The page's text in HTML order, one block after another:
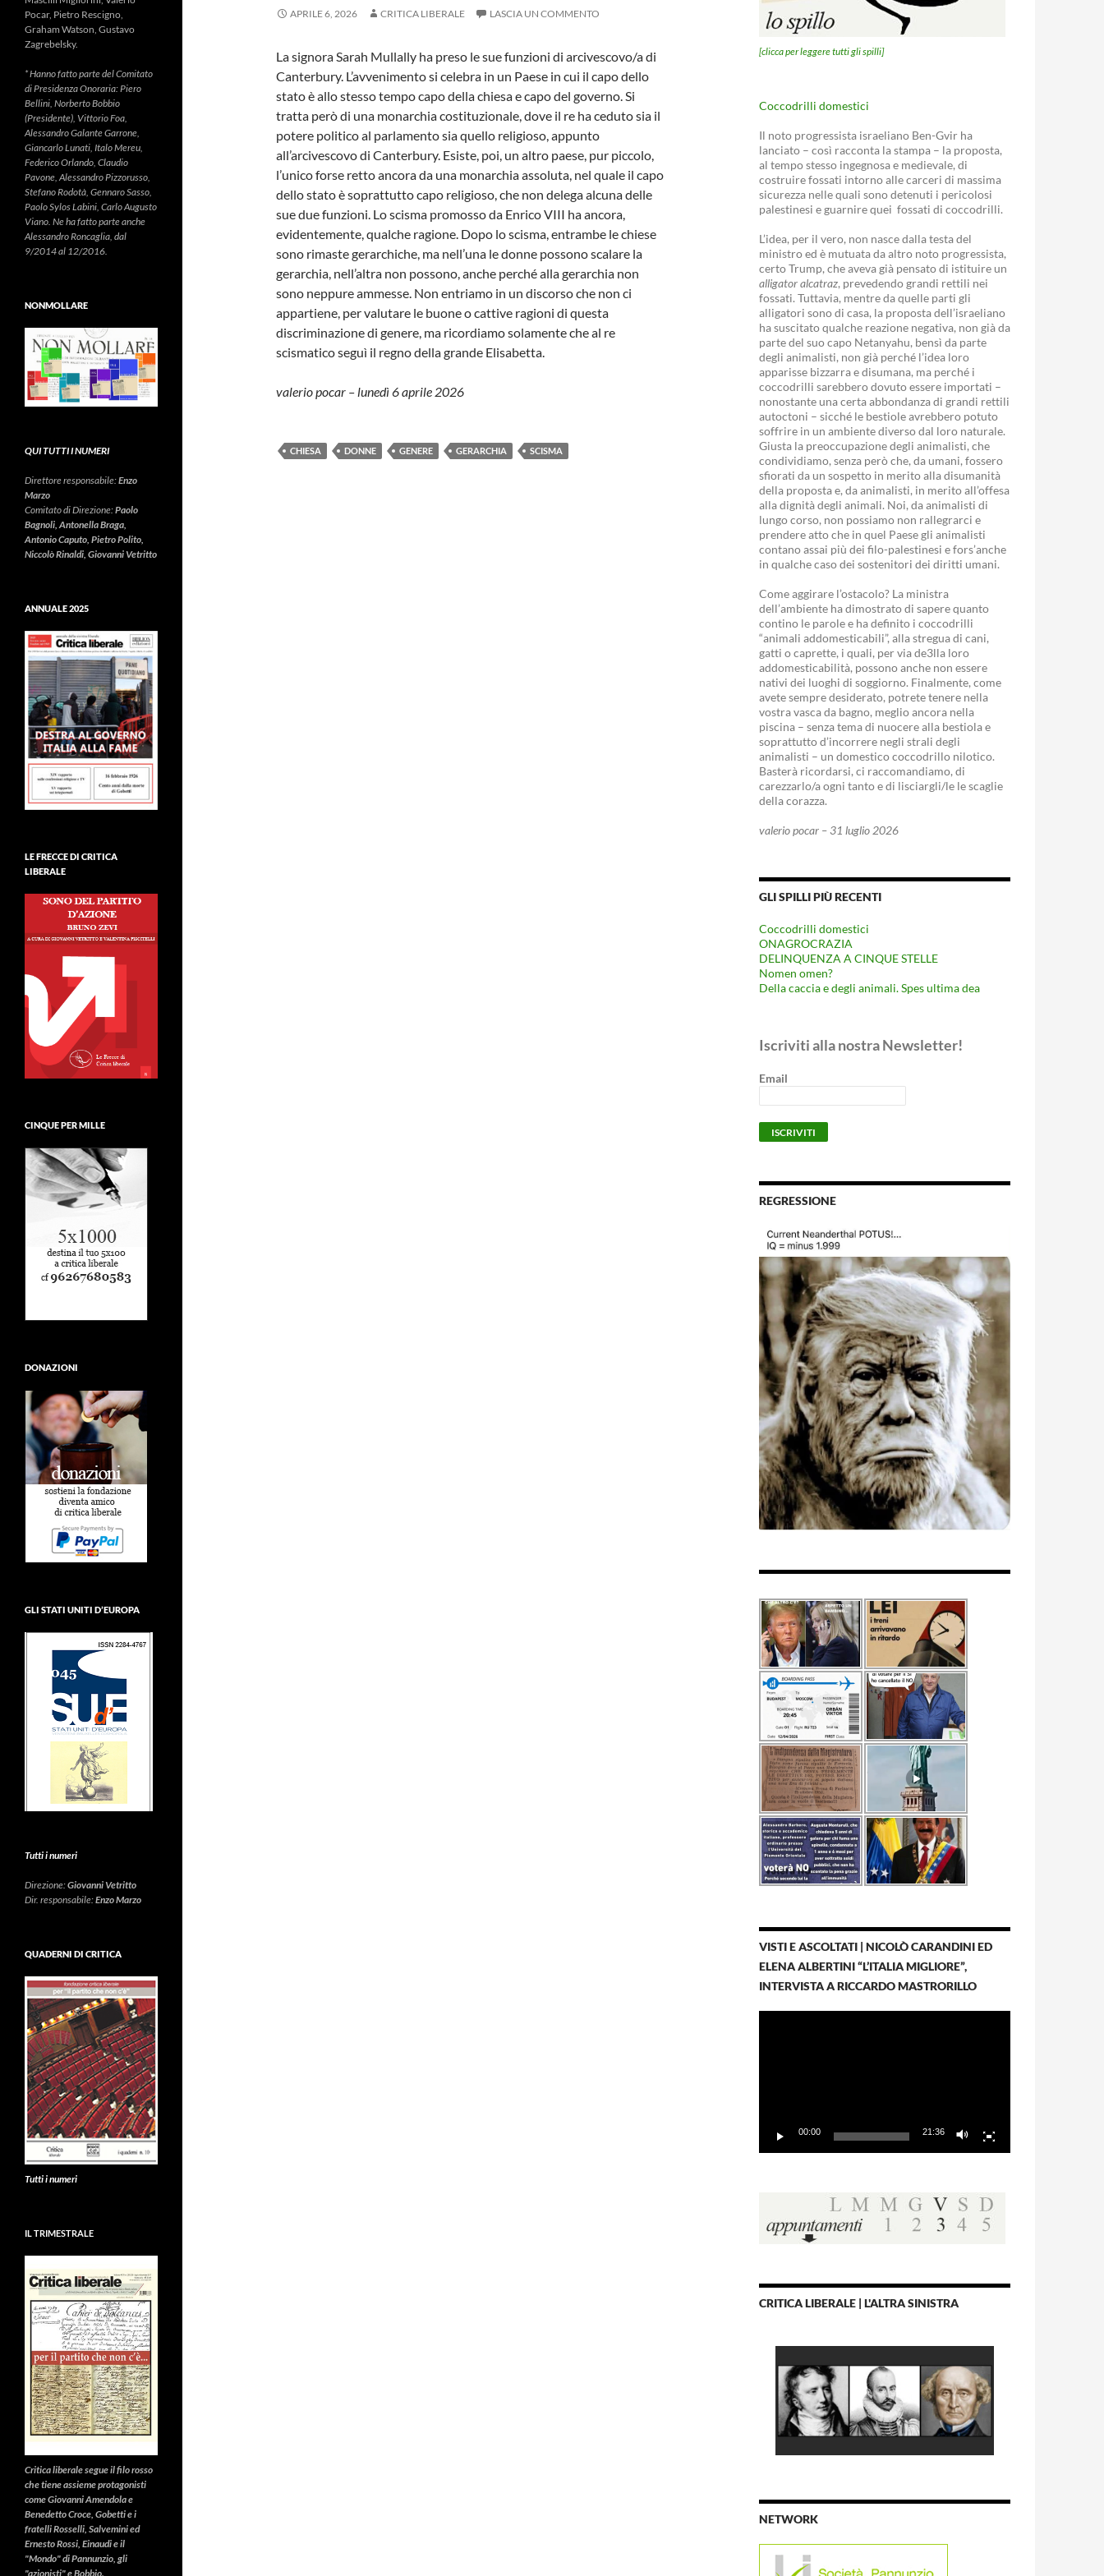
APRILE 6, 2026 CRITICA LIBERALE LASCIA UN COMMENTO
La signora Sarah Mullally ha preso le sue funzioni di arcivescovo/a di
Canterbury. L’avvenimento si celebra in un Paese in cui il capo dello
stato è allo stesso tempo capo della chiesa e capo del governo. Si
tratta però di una monarchia costituzionale, dove il re ha ceduto sia il
potere politico al parlamento sia quello religioso, appunto
all’arcivescovo di Canterbury. Esiste, poi, un altro paese, pur piccolo,
l’unico forse retto ancora da una monarchia assoluta, nel quale il capo
dello stato è soprattutto capo religioso, che non delega alcuna delle
sue due funzioni. Lo scisma promosso da Enrico VIII ha ancora,
evidentemente, qualche ragione. Dopo lo scisma, entrambe le chiese
sono rimaste gerarchiche, ma nell’una le donne possono scalare la
gerarchia, nell’altra non possono, anche perché alla gerarchia non
sono neppure ammesse. Non entriamo in un discorso che non ci
appartiene, per valutare le buone o cattive ragioni di questa
discriminazione di genere, ma ricordiamo solamente che al re
scismatico seguì il regno della grande Elisabetta.
valerio pocar – lunedì 6 aprile 2026
CHIESA DONNE GENERE GERARCHIA SCISMA
[clicca per leggere tutti gli spilli]
Coccodrilli domestici
Il noto progressista israeliano Ben-Gvir ha
lanciato – così racconta la stampa – la proposta,
al tempo stesso ingegnosa e medievale, di
costruire fossati intorno alle carceri di massima
sicurezza nelle quali sono detenuti i pericolosi
palestinesi e guarnire quei fossati di coccodrilli.
L’idea, per il vero, non nasce dalla testa del
ministro ed è mutuata da altro noto progressista,
certo Trump, che aveva già pensato di istituire un
alligator alcatraz, prevedendo grandi rettili nei
fossati. Tuttavia, mentre da quelle parti gli
alligatori sono di casa, la proposta dell’israeliano
ha suscitato qualche reazione negativa, non già da
parte del suo capo Netanyahu, bensì da parte
degli animalisti, non già perché l’idea loro
apparisse bizzarra e disumana, ma perché i
coccodrilli sarebbero dovuto essere importati –
nonostante una certa abbondanza di grandi rettili
autoctoni – sicché le bestiole avrebbero potuto
soffrire in un ambiente diverso dal loro naturale.
Giusta la preoccupazione degli animalisti, che
condividiamo, senza però che, da umani, fossero
sfiorati da un sospetto in merito alla disumanità
della proposta e, da animalisti, in merito all’offesa
alla dignità degli animali. Noi, da animalisti di
lungo corso, non possiamo non rallegrarci e
prendere atto che in quel Paese gli animalisti
contano assai più dei filo-palestinesi e fors’anche
in qualche caso dei sostenitori dei diritti umani.
Come aggirare l’ostacolo? La ministra
dell’ambiente ha dimostrato di sapere quanto
contino le parole e ha definito i coccodrilli
“animali addomesticabili”, alla stregua di cani,
gatti o caprette, i quali, per via de3lla loro
addomesticabilità, possono anche non essere
nativi dei luoghi di soggiorno. Finalmente, come
avete sempre desiderato, potrete tenere nella
vostra vasca da bagno, meglio ancora nella
piscina – senza tema di nuocere alla bestiola e
soprattutto d’incorrere negli strali degli
animalisti – un domestico coccodrillo nilotico.
Basterà ricordarsi, ci raccomandiamo, di
carezzarlo/a ogni tanto e di lisciargli/le le scaglie
della corazza.
valerio pocar – 31 luglio 2026
GLI SPILLI PIÙ RECENTI
Coccodrilli domestici
ONAGROCRAZIA
DELINQUENZA A CINQUE STELLE
Nomen omen?
Della caccia e degli animali. Spes ultima dea
Iscriviti alla nostra Newsletter!
Email
REGRESSIONE
VISTI E ASCOLTATI | NICOLÒ CARANDINI ED
ELENA ALBERTINI “L’ITALIA MIGLIORE”,
INTERVISTA A RICCARDO MASTRORILLO
00:00 21:36
CRITICA LIBERALE | L'ALTRA SINISTRA
NETWORK
Pocar, Pietro Rescigno,
Graham Watson, Gustavo
Zagrebelsky.
* Hanno fatto parte del Comitato
di Presidenza Onoraria: Piero
Bellini, Norberto Bobbio
(Presidente), Vittorio Foa,
Alessandro Galante Garrone,
Giancarlo Lunati, Italo Mereu,
Federico Orlando, Claudio
Pavone, Alessandro Pizzorusso,
Stefano Rodotà, Gennaro Sasso,
Paolo Sylos Labini, Carlo Augusto
Viano. Ne ha fatto parte anche
Alessandro Roncaglia, dal
9/2014 al 12/2016.
NONMOLLARE
QUI TUTTI I NUMERI
Direttore responsabile:Enzo
Marzo
Comitato di Direzione:Paolo
Bagnoli, Antonella Braga,
Antonio Caputo, Pietro Polito,
Niccolò Rinaldi, Giovanni Vetritto
ANNUALE 2025
LE FRECCE DI CRITICA
LIBERALE
CINQUE PER MILLE
DONAZIONI
GLI STATI UNITI D’EUROPA
Tutti i numeri
Direzione:Giovanni Vetritto
Dir. responsabile:Enzo Marzo
QUADERNI DI CRITICA
Tutti i numeri
IL TRIMESTRALE
Critica liberalesegue il filo rosso
che tiene assieme protagonisti
come Giovanni Amendola e
Benedetto Croce, Gobetti e i
fratelli Rosselli, Salvemini ed
Ernesto Rossi, Einaudi e il
"Mondo" di Pannunzio, gli
"azionisti" e Bobbio.